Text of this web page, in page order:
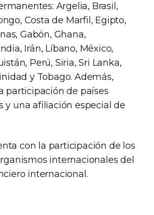
Argelia, Brasil,
Costa de Marfil, Egipto,
Gabón, Ghana,
Irán, Líbano, México,
Perú, Siria, Sri Lanka,
y Tobago. Además,
participación de países
y una afiliación especial de
con la participación de los
internacionales del
internacional.